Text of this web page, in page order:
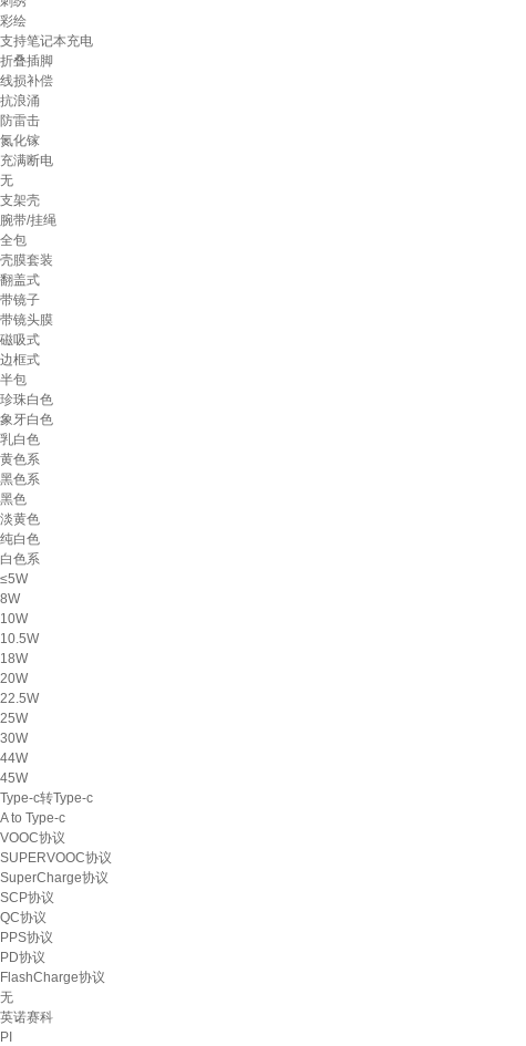
彩绘
支持笔记本充电
折叠插脚
线损补偿
抗浪涌
防雷击
氮化镓
充满断电
无
支架壳
腕带/挂绳
全包
壳膜套装
翻盖式
带镜子
带镜头膜
磁吸式
边框式
半包
珍珠白色
象牙白色
乳白色
黄色系
黑色系
黑色
淡黄色
纯白色
白色系
≤5W
8W
10W
10.5W
18W
20W
22.5W
25W
30W
44W
45W
Type-c转Type-c
A to Type-c
VOOC协议
SUPERVOOC协议
SuperCharge协议
SCP协议
QC协议
PPS协议
PD协议
FlashCharge协议
无
英诺赛科
PI